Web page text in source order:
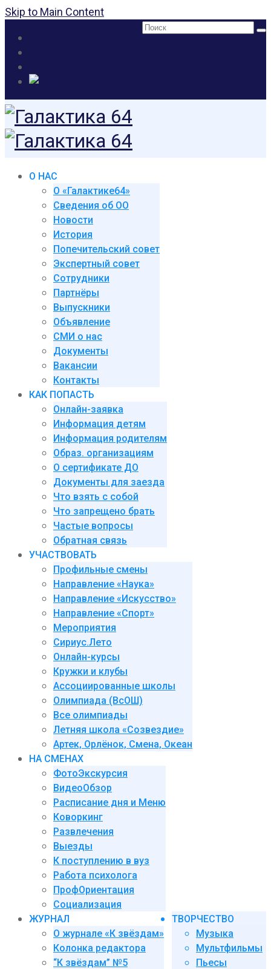
Skip to Main Content
Поиск:
О НАС
О «Галактике64»
Сведения об ОО
Новости
История
Попечительский совет
Экспертный совет
Сотрудники
Партнёры
Выпускники
Объявление
СМИ о нас
Документы
Вакансии
Контакты
КАК ПОПАСТЬ
Онлайн-заявка
Информация детям
Информация родителям
Образ. организациям
О сертификате ДО
Документы для заезда
Что взять с собой
Что запрещено брать
Частые вопросы
Обратная связь
УЧАСТВОВАТЬ
Профильные смены
Направление «Наука»
Направление «Искусство»
Направление «Спорт»
Мероприятия
Сириус.Лето
Онлайн-курсы
Кружки и клубы
Ассоциированные школы
Олимпиада (ВсОШ)
Все олимпиады
Летняя школа «Созвездие»
Артек, Орлёнок, Смена, Океан
НА СМЕНАХ
ФотоЭкскурсия
ВидеоОбзор
Расписание дня и Меню
Коворкинг
Развлечения
Выезды
К поступлению в вуз
Работа психолога
ПрофОриентация
Социализация
ЖУРНАЛ
О журнале «К звёздам»
Колонка редактора
“К звёздам” №5
ТВОРЧЕСТВО
Музыка
Мультфильмы
Пьесы